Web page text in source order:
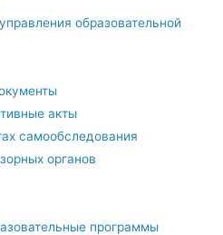
образовательной
акты
самообследования
органов
программы